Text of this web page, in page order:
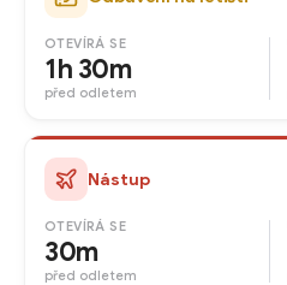
OTEVÍRÁ SE
1h 30m
před odletem
Nástup
OTEVÍRÁ SE
30m
před odletem